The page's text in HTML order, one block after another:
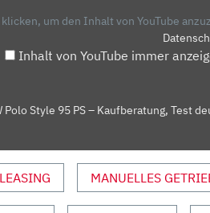
um den Inhalt von YouTube
Inhalt von YouTube immer
Polo Style 95 PS – Kaufberatung, Test
LEASING MANUELLES